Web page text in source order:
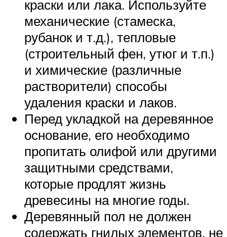
краски или лака. Используйте
механические (стамеска,
рубанок и т.д.), тепловые
(строительный фен, утюг и т.п.)
и химические (различные
растворители) способы
удаления краски и лаков.
Перед укладкой на деревянное
основание, его необходимо
пропитать олифой или другими
защитными средствами,
которые продлят жизнь
древесины на многие годы.
Деревянный пол не должен
содержать гнилых элементов, не